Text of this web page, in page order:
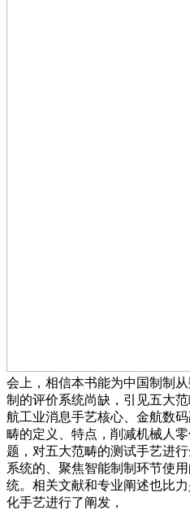
会上，相信本书能为中国制制
制的评价系统尚缺，引见五大
航工业消息手艺核心、金航数
畴的定义、特点，削减机械人
题，对五大范畴的测试手艺进
系统的、聚焦智能制制环节使
统。相关文献和专业阐述也比
化手艺进行了阐发，